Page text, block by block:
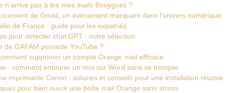
n’arrive pas à lire mes mails Bouygues ?
de Gmail, un événement marquant dans l’univers numérique
de France : guide pour les expatriés
pour détecter chat GPT : notre sélection
de GAFAM possède YouTube ?
supprimer un compte Orange mail efficace
: comment entourer un mot sur Word sans se tromper
imprimante Canon : astuces et conseils pour une installation réussie
pour bien ouvrir une boîte mail Orange sans stress